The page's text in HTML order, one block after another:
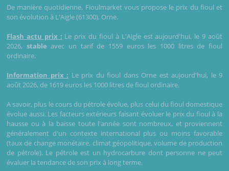
De manière quotidienne, Fioulmarket vous propose le prix du fioul et
son évolution à L'Aigle (61300), Orne.
Flash actu prix : Le prix du fioul à L'Aigle est aujourd'hui, le 9 août
2026, stable avec un tarif de 1559 euros les 1000 litres de fioul
ordinaire.
Information prix : Le prix du fioul dans Orne est aujourd'hui, le 9
août 2026, de 1619 euros les 1000 litres de fioul ordinaire.
A savoir, plus le cours du pétrole évolue, plus celui du fioul domestique
évolue aussi. Les facteurs extérieurs faisant évoluer le prix du fioul à la
hausse ou à la baisse toute l'année sont nombreux, et proviennent
généralement d'un contexte international plus ou moins favorable
(taux de change monétaire, climat géopolitique, volume de production
de pétrole). Le pétrole est un hydrocarbure dont personne ne peut
évaluer la tendance de son prix à long terme.